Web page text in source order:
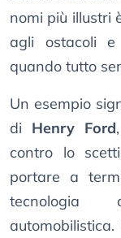
nomi più illustri
agli ostacoli
quando tutto
Un esempio
di Henry Ford
contro lo
portare a
tecnologia
automobilistica.